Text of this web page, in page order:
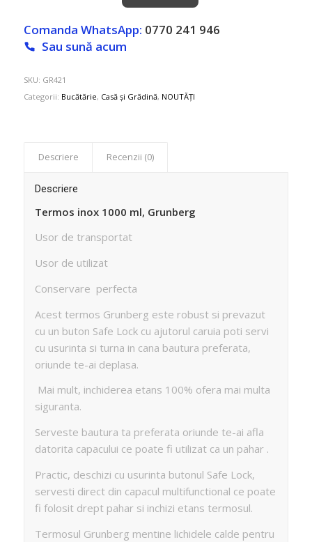
Comanda WhatsApp: 0770 241 946
Sau sună acum
SKU: GR421
Categorii: Bucătărie, Casă și Grădină, NOUTĂȚI
Descriere Recenzii (0)
Descriere
Termos inox 1000 ml, Grunberg
Usor de transportat
Usor de utilizat
Conservare perfecta
Acest termos Grunberg este robust si prevazut
cu un buton Safe Lock cu ajutorul caruia poti servi
cu usurinta si turna in cana bautura preferata,
oriunde te-ai deplasa.
Mai mult, inchiderea etans 100% ofera mai multa
siguranta.
Serveste bautura ta preferata oriunde te-ai afla
datorita capacului ce poate fi utilizat ca un pahar .
Practic, deschizi cu usurinta butonul Safe Lock,
servesti direct din capacul multifunctional ce poate
fi folosit drept pahar si inchizi etans termosul.
Termosul Grunberg mentine lichidele calde pentru